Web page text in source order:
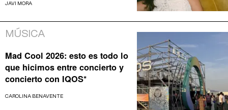
JAVI MORA
MÚSICA
Mad Cool 2026: esto es todo lo
que hicimos entre concierto y
concierto con IQOS*
CAROLINA BENAVENTE